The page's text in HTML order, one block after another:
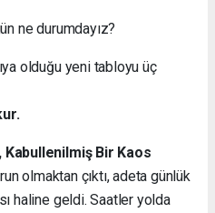
ne durumdayız?
olduğu yeni tabloyu üç
Bir Kaos
olmaktan çıktı, adeta günlük
haline geldi. Saatler yolda